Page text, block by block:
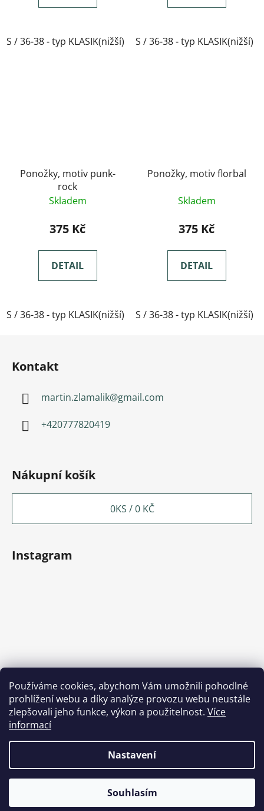
Používáme cookies, abychom Vám umožnili pohodlné
prohlížení webu a díky analýze provozu webu neustále
zlepšovali jeho funkce, výkon a použitelnost. Více
informací
Nastavení
Souhlasím
S / 36-38 - typ KLASIK(nižší) M / 39-41- typ KLASIK(nižší)
S / 36-38 - typ KLASIK(nižší)
Ponožky, motiv punk-
rock
Skladem
375 Kč
DETAIL
S / 36-38 - typ KLASIK(nižší) M / 39-41- typ KLASIK(nižší)
Ponožky, motiv florbal
Skladem
375 Kč
DETAIL
S / 36-38 - typ KLASIK(nižší)
Kontakt
martin.zlamalik@gmail.com
+420777820419
Nákupní košík
0KS /0 KČ
Instagram
Sledovat na Instagramu
Vytvořil Shoptet